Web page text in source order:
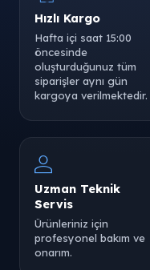
Hızlı Kargo
Hafta içi saat 15:00
öncesinde
oluşturduğunuz tüm
siparişler aynı gün
kargoya verilmektedir.
Uzman Teknik
Servis
Ürünleriniz için
profesyonel bakım ve
onarım.